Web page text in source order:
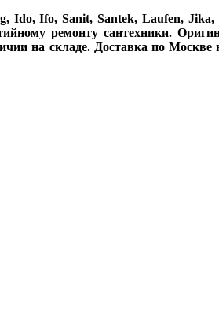
Ido, Ifo, Sanit, Santek, Laufen,
ремонту сантехники.
на складе. Доставка по